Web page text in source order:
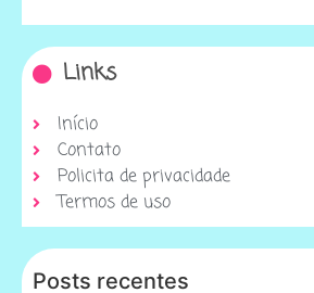
Links
Início
Contato
Policita de privacidade
Termos de uso
Posts recentes